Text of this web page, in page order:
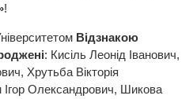
!
Відзнакою
: Кисіль Леонід Іванович,
Хрутьба Вікторія
Ігор Олександрович, Шикова